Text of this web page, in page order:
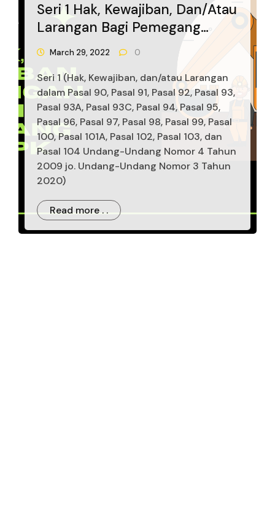
Seri 1 Hak, Kewajiban, Dan/atau
Larangan Bagi Pemegang
IUP/IUPK Dalam Undang-
Dan Batubara
March 29, 2022 0
Seri 1 (Hak, Kewajiban, dan/atau Larangan
dalam Pasal 90, Pasal 91, Pasal 92, Pasal 93,
Pasal 93A, Pasal 93C, Pasal 94, Pasal 95,
Pasal 96, Pasal 97, Pasal 98, Pasal 99, Pasal
100, Pasal 101A, Pasal 102, Pasal 103, dan
Pasal 104 Undang-Undang Nomor 4 Tahun
2009 jo. Undang-Undang Nomor 3 Tahun
2020)
Read more . .